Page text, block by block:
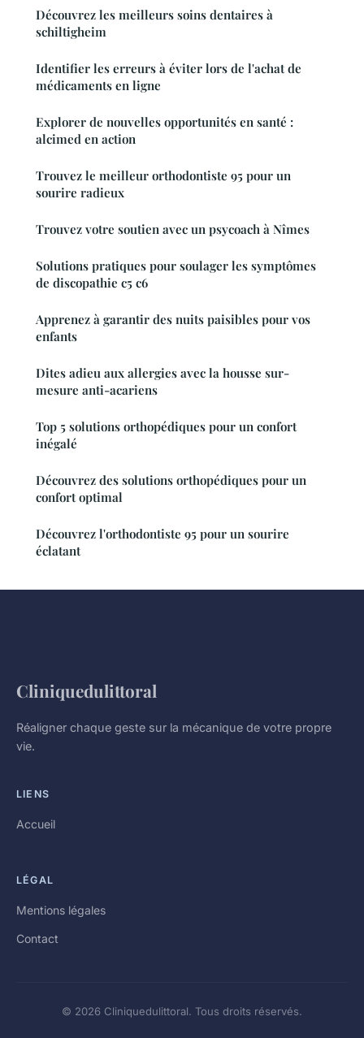
Découvrez les meilleurs soins dentaires à
schiltigheim
Identifier les erreurs à éviter lors de l'achat de
médicaments en ligne
Explorer de nouvelles opportunités en santé :
alcimed en action
Trouvez le meilleur orthodontiste 95 pour un
sourire radieux
Trouvez votre soutien avec un psycoach à Nîmes
Solutions pratiques pour soulager les symptômes
de discopathie c5 c6
Apprenez à garantir des nuits paisibles pour vos
enfants
Dites adieu aux allergies avec la housse sur-
mesure anti-acariens
Top 5 solutions orthopédiques pour un confort
inégalé
Découvrez des solutions orthopédiques pour un
confort optimal
Découvrez l'orthodontiste 95 pour un sourire
éclatant
Cliniquedulittoral
Réaligner chaque geste sur la mécanique de votre propre
vie.
LIENS
Accueil
LÉGAL
Mentions légales
Contact
© 2026 Cliniquedulittoral. Tous droits réservés.